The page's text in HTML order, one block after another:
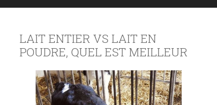
LAIT ENTIER VS LAIT EN
POUDRE, QUEL EST MEILLEUR